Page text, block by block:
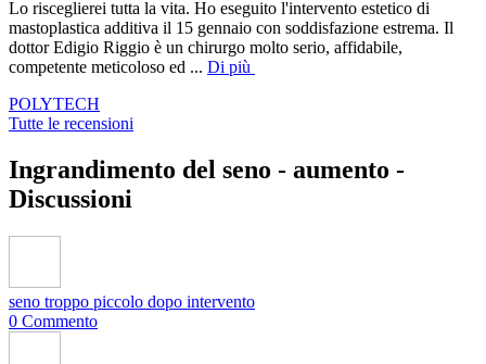
Lo risceglierei tutta la vita. Ho eseguito l'intervento estetico di
mastoplastica additiva il 15 gennaio con soddisfazione estrema. Il
dottor Edigio Riggio è un chirurgo molto serio, affidabile,
competente meticoloso ed ... Di più
POLYTECH
Tutte le recensioni
Ingrandimento del seno - aumento -
Discussioni
seno troppo piccolo dopo intervento
0 Commento